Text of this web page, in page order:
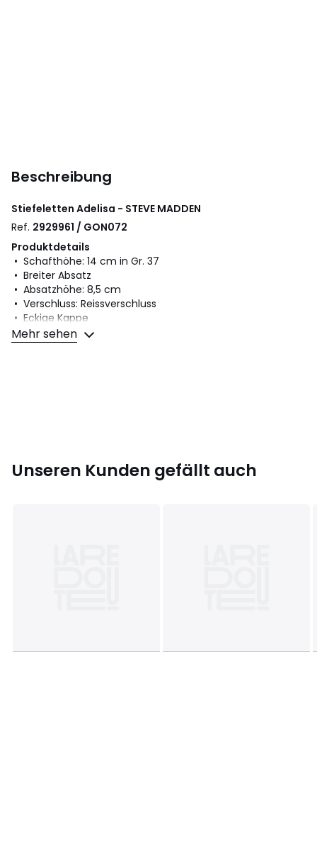
Beschreibung
Stiefeletten Adelisa - STEVE MADDEN
Ref. 2929961 / GON072
Produktdetails
• Schafthöhe: 14 cm in Gr. 37
• Breiter Absatz
• Absatzhöhe: 8,5 cm
• Verschluss: Reissverschluss
• Eckige Kappe
Material und Pflege
Größe 36, 37, 38, 39, 40, 41
Mehr sehen
Unseren Kunden gefällt auch